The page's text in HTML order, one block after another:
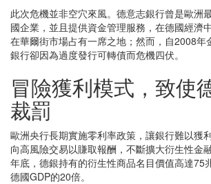
此次危機並非空穴來風。德意志銀行曾是歐洲
國企業，並且提供資金管理服務，在德國經濟
在華爾街市場占有一席之地；然而，自2008年
銀行卻因為過度發行可轉債而危機四伏。
冒險獲利模式，致使
裁罰
歐洲央行長期實施零利率政策，讓銀行難以獲
向高風險交易以賺取報酬，不斷擴大衍生性金
年底，德銀持有的衍生性商品名目價值高達75
德國GDP的20倍。